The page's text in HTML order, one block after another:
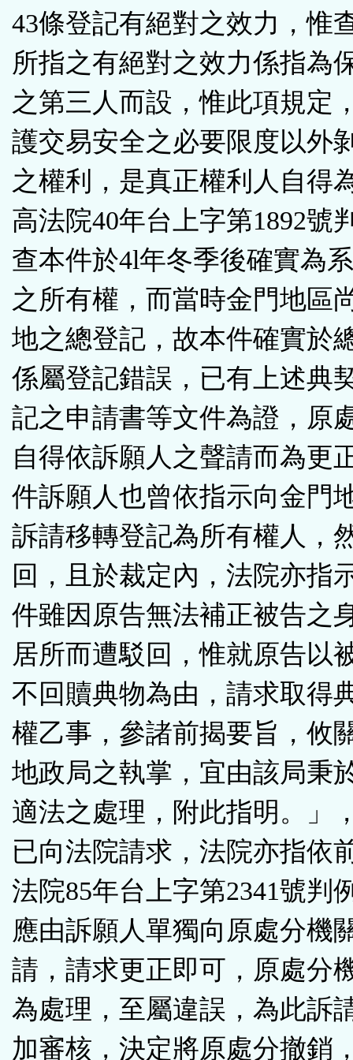
43條登記有絕對之效力，惟
所指之有絕對之效力係指為
之第三人而設，惟此項規定
護交易安全之必要限度以外
之權利，是真正權利人自得
高法院40年台上字第1892號
查本件於4l年冬季後確實為
之所有權，而當時金門地區
地之總登記，故本件確實於
係屬登記錯誤，已有上述典
記之申請書等文件為證，原
自得依訴願人之聲請而為更
件訴願人也曾依指示向金門
訴請移轉登記為所有權人，
回，且於裁定內，法院亦指
件雖因原告無法補正被告之
居所而遭駁回，惟就原告以
不回贖典物為由，請求取得
權乙事，參諸前揭要旨，攸
地政局之執掌，宜由該局秉
適法之處理，附此指明。」
已向法院請求，法院亦指依
法院85年台上字第2341號判
應由訴願人單獨向原處分機
請，請求更正即可，原處分
為處理，至屬違誤，為此訴
加審核，決定將原處分撤銷